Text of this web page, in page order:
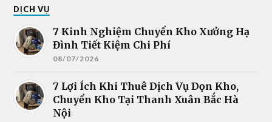
DỊCH VỤ
7 Kinh Nghiệm Chuyển Kho Xưởng Hạ
Đình Tiết Kiệm Chi Phí
08/07/2026
7 Lợi Ích Khi Thuê Dịch Vụ Dọn Kho,
Chuyển Kho Tại Thanh Xuân Bắc Hà
Nội